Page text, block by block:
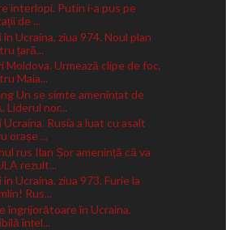
interlopi. Putin i-a pus pe
de ...
în Ucraina, ziua 974. Noul plan
țară...
Moldova. Urmează clipe de foc,
Maia...
Un se simte amenințat de
Liderul nor...
Ucraina. Rusia a luat cu asalt
orașe ...
rus Ilan Șor amenință că va
rezult...
în Ucraina, ziua 973. Furie la
Rus...
îngrijorătoare în Ucraina.
înțel...